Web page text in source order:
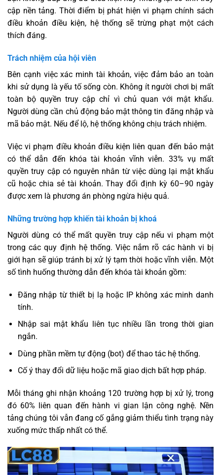
cập nền tảng. Thời điểm bị phát hiện vi phạm chính sách
điều khoản điều kiện, hệ thống sẽ trừng phạt một cách
thích đáng.
Trách nhiệm của hội viên
Bên cạnh việc xác minh tài khoản, việc đảm bảo an toàn
khi sử dụng là yếu tố sống còn. Không ít người chơi bị mất
toàn bộ quyền truy cập chỉ vì chủ quan với mật khẩu.
Người dùng cần chủ động bảo mật thông tin đăng nhập và
mã bảo mật. Nếu để lộ, hệ thống không chịu trách nhiệm.
Việc vi phạm điều khoản điều kiện liên quan đến bảo mật
có thể dẫn đến khóa tài khoản vĩnh viễn. 33% vụ mất
quyền truy cập có nguyên nhân từ việc dùng lại mật khẩu
cũ hoặc chia sẻ tài khoản. Thay đổi định kỳ 60–90 ngày
được xem là phương án phòng ngừa hiệu quả.
Những trường hợp khiến tài khoản bị khoá
Người dùng có thể mất quyền truy cập nếu vi phạm một
trong các quy định hệ thống. Việc nắm rõ các hành vi bị
giới hạn sẽ giúp tránh bị xử lý tạm thời hoặc vĩnh viễn. Một
số tình huống thường dẫn đến khóa tài khoản gồm:
Đăng nhập từ thiết bị lạ hoặc IP không xác minh danh
tính.
Nhập sai mật khẩu liên tục nhiều lần trong thời gian
ngắn.
Dùng phần mềm tự động (bot) để thao tác hệ thống.
Cố ý thay đổi dữ liệu hoặc mã giao dịch bất hợp pháp.
Mỗi tháng ghi nhận khoảng 120 trường hợp bị xử lý, trong
đó 60% liên quan đến hành vi gian lận công nghệ. Nền
tảng chúng tôi vẫn đang cố gắng giảm thiểu tình trạng này
xuống mức thấp nhất có thể.